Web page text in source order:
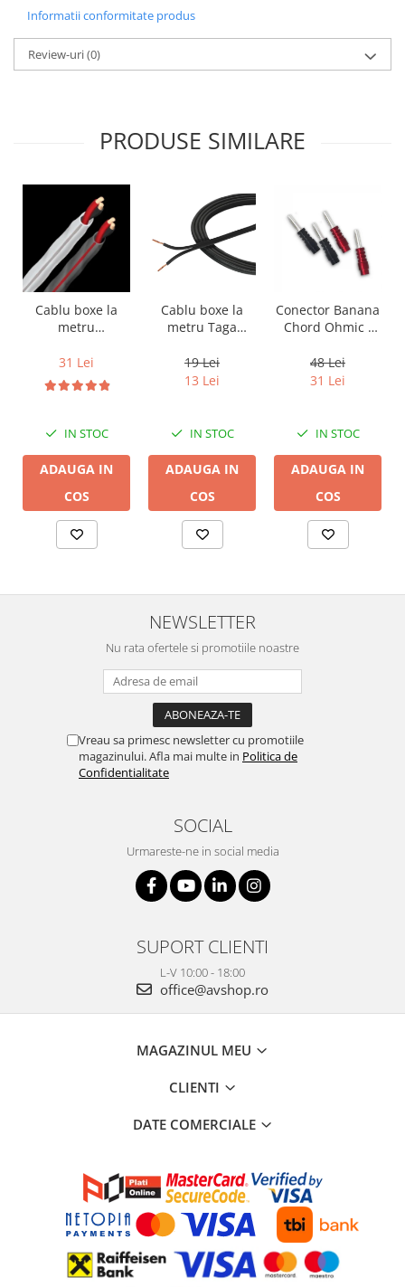
Informatii conformitate produs
Review-uri(0)
PRODUSE SIMILARE
Cablu boxe la
metru
DB 16/2,
conductor cupru
LGC
31 Lei
IN STOC
ADAUGA IN
COS
Cablu boxe la
metru Taga
14B, 2 x 2mm
19 Lei
13 Lei
IN STOC
ADAUGA IN
COS
Conector Banana
Chord Ohmic -
48 Lei
31 Lei
IN STOC
ADAUGA IN
COS
NEWSLETTER
Nu rata ofertele si promotiile noastre
Vreau sa primesc newsletter cu promotiile
magazinului. Afla mai multe in Politica de
Confidentialitate
SOCIAL
Urmareste-ne in social media
SUPORT CLIENTI
L-V 10:00 - 18:00
office@avshop.ro
MAGAZINUL MEU
CLIENTI
DATE COMERCIALE